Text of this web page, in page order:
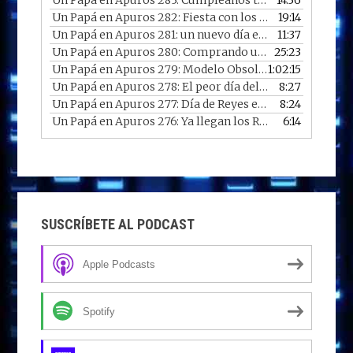
Un Papá en Apuros 282: Fiesta con los chicos en casa
—
19:14
Un Papá en Apuros 281: un nuevo día en un nuevo año
11:37
Un Papá en Apuros 280: Comprando un portátil reacondicionado
25:23
Un Papá en Apuros 279: Modelo Obsoleto con Diego1:02:15
Un Papá en Apuros 278: El peor día del año
— 07/01/2026
8:27
Un Papá en Apuros 277: Día de Reyes en 2026
— 06/01/
8:24
Un Papá en Apuros 276: Ya llegan los Reyes
— 05/01/2026
6:14
SUSCRÍBETE AL PODCAST
Apple Podcasts
Spotify